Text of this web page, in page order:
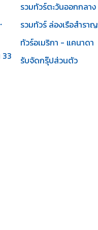
33
รวมทัวร์ตะวันออกกลาง
รวมทัวร์ ล่องเรือสำราญ
ทัวร์อเมริกา - แคนาดา
รับจัดกรุ๊ปส่วนตัว